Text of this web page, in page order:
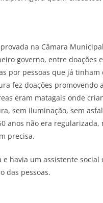
na Câmara
governo, entre doações
por pessoas que já
fez doações promovendo
eram matagais onde
sem iluminação, sem
anos não era regularizada,
precisa.
havia um assistente
das pessoas.